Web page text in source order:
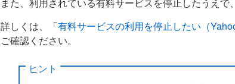
詳しくは、「有料サービスの利用を停止したい（
ご確認ください。
ヒント